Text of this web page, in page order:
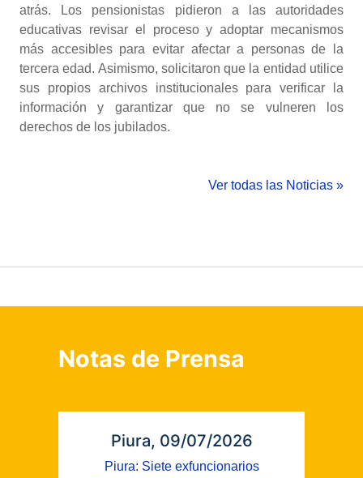
atrás. Los pensionistas pidieron a las autoridades
educativas revisar el proceso y adoptar mecanismos
más accesibles para evitar afectar a personas de la
tercera edad. Asimismo, solicitaron que la entidad utilice
sus propios archivos institucionales para verificar la
información y garantizar que no se vulneren los
derechos de los jubilados.
Ver todas las Noticias »
Notas de Prensa
Piura, 09/07/2026
Piura: Siete exfuncionarios